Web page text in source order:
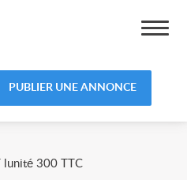
PUBLIER UNE ANNONCE
lunité 300 TTC